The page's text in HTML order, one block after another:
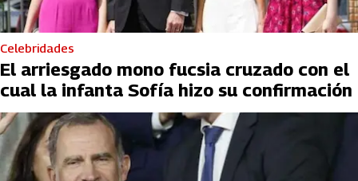
Celebridades
El arriesgado mono fucsia cruzado con el
cual la infanta Sofía hizo su confirmación